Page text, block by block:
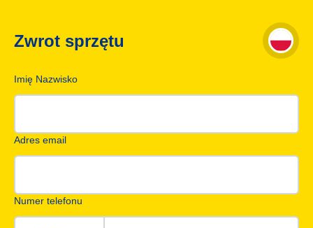
Zwrot sprzętu
Imię Nazwisko
Adres email
Numer telefonu